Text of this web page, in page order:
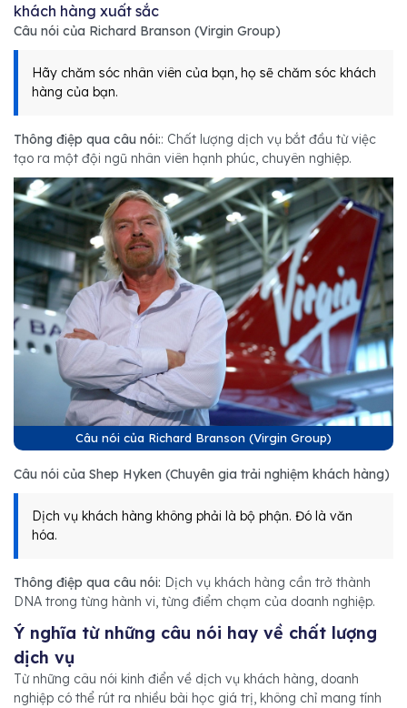
khách hàng xuất sắc
Câu nói của Richard Branson (Virgin Group)
Hãy chăm sóc nhân viên của bạn, họ sẽ chăm sóc khách
hàng của bạn.
Thông điệp qua câu nói:: Chất lượng dịch vụ bắt đầu từ việc
tạo ra một đội ngũ nhân viên hạnh phúc, chuyên nghiệp.
Câu nói của Richard Branson (Virgin Group)
Câu nói của Shep Hyken (Chuyên gia trải nghiệm khách hàng)
Dịch vụ khách hàng không phải là bộ phận. Đó là văn
hóa.
Thông điệp qua câu nói: Dịch vụ khách hàng cần trở thành
DNA trong từng hành vi, từng điểm chạm của doanh nghiệp.
Ý nghĩa từ những câu nói hay về chất lượng
dịch vụ
Từ những câu nói kinh điển về dịch vụ khách hàng, doanh
nghiệp có thể rút ra nhiều bài học giá trị, không chỉ mang tính